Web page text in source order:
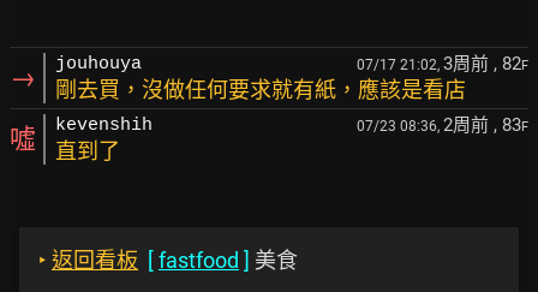
→ jouhouya 07/17 21:02, 3周前 , 82F
剛去買，沒做任何要求就有紙，應該是看店
噓 kevenshih 07/23 08:36, 2周前 , 83F
直到了
‣ 返回看板 [fastfood ] 美食